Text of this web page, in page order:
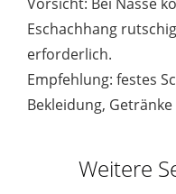
Vorsicht: Bei Nässe
Eschachhang
erforderlich.
Empfehlung: festes
Bekleidung,
Weitere